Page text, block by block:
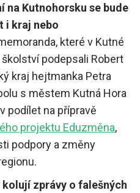
na Kutnohorsku se bude
i kraj nebo
které v Kutné
podepsali Robert
kraj hejtmanka Petra
s městem Kutná Hora
podílet na přípravě
projektu Eduzměna,
podpory a změny
zprávy o falešných